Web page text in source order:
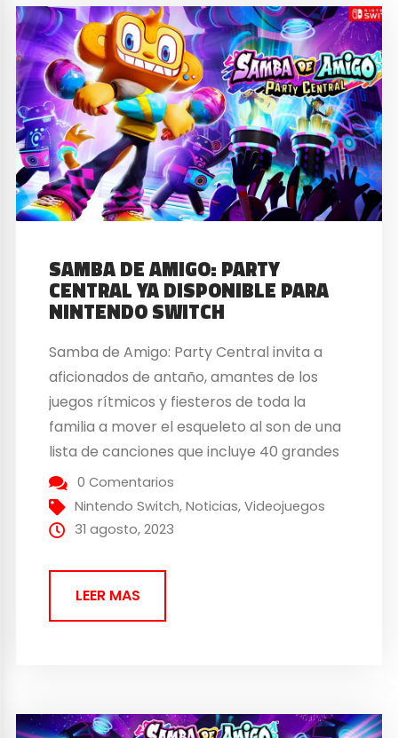
SAMBA DE AMIGO: PARTY
CENTRAL YA DISPONIBLE PARA
NINTENDO SWITCH
Samba de Amigo: Party Central invita a
aficionados de antaño, amantes de los
juegos rítmicos y fiesteros de toda la
familia a mover el esqueleto al son de una
lista de canciones que incluye 40 grandes
éxitos de los géneros más populares del
mundo, tales como EDM, pop o latina,
entre muchos más. Además, incluye...
0 Comentarios
Nintendo Switch,Noticias,Videojuegos
31 agosto, 2023
LEER MAS